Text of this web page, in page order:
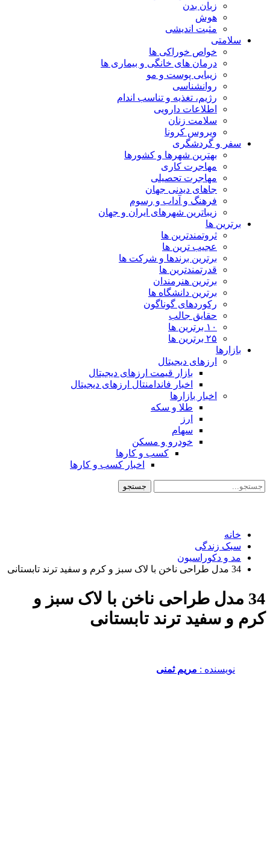
زبان بدن
هوش
مثبت اندیشی
سلامتی
خواص خوراکی ها
درمان های خانگی و بیماری ها
زیبایی پوست و مو
روانشناسی
رژیم، تغذیه و تناسب اندام
اطلاعات دارویی
سلامت زنان
ویروس کرونا
سفر و گردشگری
بهترین شهرها و کشورها
مهاجرت کاری
مهاجرت تحصیلی
جاهای دیدنی جهان
فرهنگ و آداب و رسوم
زیباترین شهرهای ایران و جهان
برترین ها
ثروتمندترین ها
عجیب ترین ها
برترین برندها و شرکت ها
قدرتمندترین ها
برترین هنرمندان
برترین دانشگاه ها
رکوردهای گوناگون
حقایق جالب
۱۰ برترین ها
۲۵ برترین ها
بازارها
ارزهای دیجیتال
بازار قیمت ارزهای دیجیتال
اخبار فاندامنتال ارزهای دیجیتال
اخبار بازارها
طلا و سکه
ارز
سهام
خودرو و مسکن
کسب و کارها
اخبار کسب و کارها
خانه
سبک زندگی
مد و دکوراسیون
34 مدل طراحی ناخن با لاک سبز و کرم و سفید ترند تابستانی
34 مدل طراحی ناخن با لاک سبز و
کرم و سفید ترند تابستانی
نویسنده :‌ مریم ثمنی